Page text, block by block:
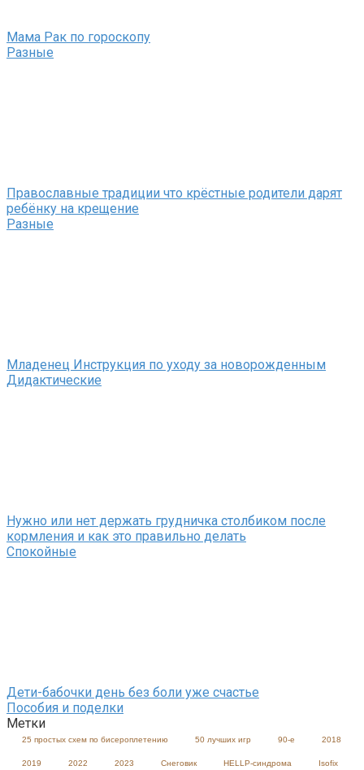
Мама Рак по гороскопу
Разные
Православные традиции что крёстные родители дарят
ребёнку на крещение
Разные
Младенец Инструкция по уходу за новорожденным
Дидактические
Нужно или нет держать грудничка столбиком после
кормления и как это правильно делать
Спокойные
Дети-бабочки день без боли уже счастье
Пособия и поделки
Метки
25 простых схем по бисероплетению 50 лучших игр 90-е 2018
2019 2022 2023 Cнеговик HELLP-синдрома Isofix